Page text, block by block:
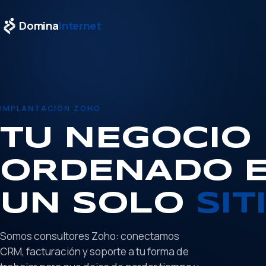
DominaInternet
IMPLANTACIÓN ZOHO
TU NEGOCIO
ORDENADO
UN SOLO
Somos consultores Zoho: conectamos
CRM, facturación y soporte a tu forma de